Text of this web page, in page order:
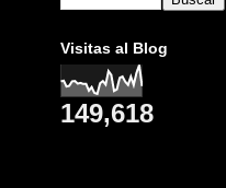
Visitas al Blog
149,618